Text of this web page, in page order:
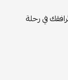
في رحلة